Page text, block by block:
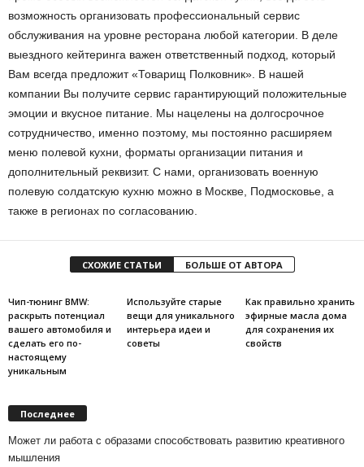
возможность организовать профессиональный сервис
обслуживания на уровне ресторана любой категории. В деле
выездного кейтеринга важен ответственный подход, который
Вам всегда предложит «Товарищ Полковник». В нашей
компании Вы получите сервис гарантирующий положительные
эмоции и вкусное питание. Мы нацелены на долгосрочное
сотрудничество, именно поэтому, мы постоянно расширяем
меню полевой кухни, форматы организации питания и
дополнительный реквизит. С нами, организовать военную
полевую солдатскую кухню можно в Москве, Подмосковье, а
также в регионах по согласованию.
СХОЖИЕ СТАТЬИ БОЛЬШЕ ОТ АВТОРА
Чип-тюнинг BMW:
раскрыть потенциал
вашего автомобиля и
сделать его по-
настоящему
уникальным
Используйте старые
вещи для уникального
интерьера идеи и
советы
Как правильно хранить
эфирные масла дома
для сохранения их
свойств
Последнее
Может ли работа с образами способствовать развитию креативного
мышления